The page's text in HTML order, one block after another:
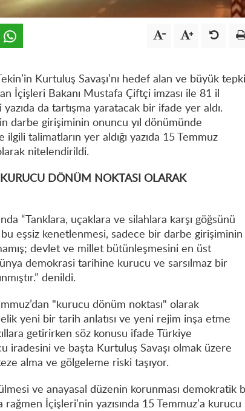
Kurtuluş Savaşı’nı hedef alan ve büyük tepki
İçişleri Bakanı Mustafa Çiftçi imzası ile 81 il
da tartışma yaratacak bir ifade yer aldı.
darbe girişiminin onuncu yıl dönümünde
talimatların yer aldığı yazıda 15 Temmuz
nitelendirildi.
DÖNÜM NOKTASI OLARAK
“Tanklara, uçaklara ve silahlara karşı göğsünü
eşsiz kenetlenmesi, sadece bir darbe girişiminin
devlet ve millet bütünleşmesini en üst
demokrasi tarihine kurucu ve sarsılmaz bir
denildi.
"kurucu dönüm noktası" olarak
yeni bir tarih anlatısı ve yeni rejim inşa etme
getirirken söz konusu ifade Türkiye
iradesini ve başta Kurtuluş Savaşı olmak üzere
alma ve gölgeleme riski taşıyor.
ve anayasal düzenin korunması demokratik
İçişleri’nin yazısında 15 Temmuz’a kurucu